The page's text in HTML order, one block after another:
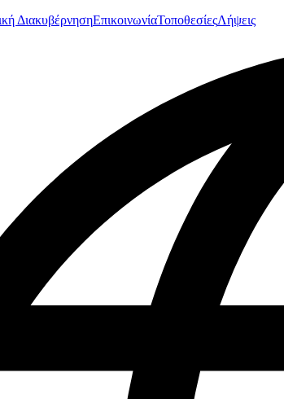
ΔιακυβέρνησηΕπικοινωνίαΤοποθεσίεςΛήψεις